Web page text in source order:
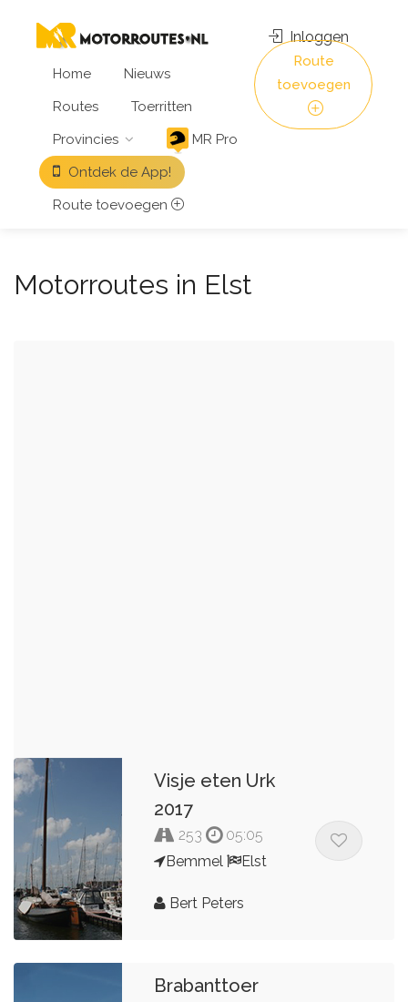
Home
Nieuws
Routes
Toerritten
Provincies
MR Pro
Ontdek de App!
Route toevoegen
Inloggen
Route
toevoegen
Motorroutes in Elst
Visje eten Urk
2017
253
05:05
Bemmel
Elst
Bert Peters
Brabanttoer